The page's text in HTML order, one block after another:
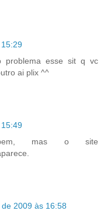
problema esse sit q vc
ai plix ^^
mas o site
2009 às 16:58